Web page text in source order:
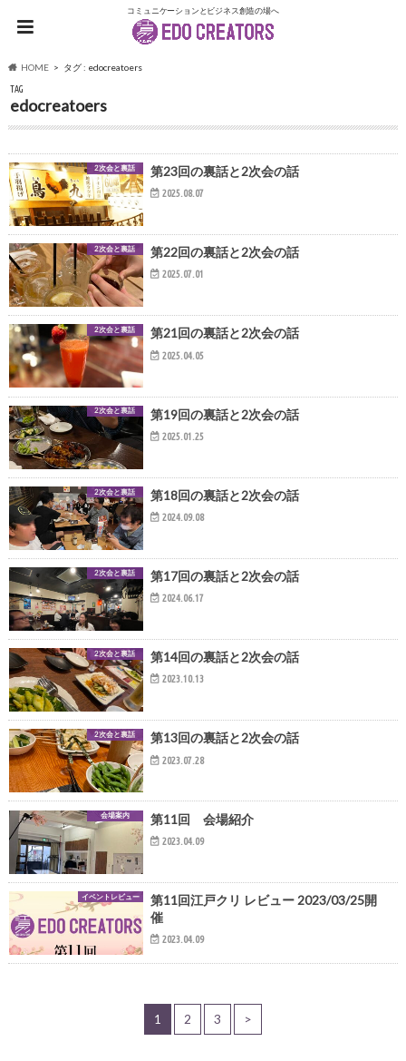
コミュニケーションとビジネス創造の場へ
HOME タグ : edocreatoers
TAG
edocreatoers
2次会と裏話 第23回の裏話と2次会の話
2025.08.07
2次会と裏話 第22回の裏話と2次会の話
2025.07.01
2次会と裏話 第21回の裏話と2次会の話
2025.04.05
2次会と裏話 第19回の裏話と2次会の話
2025.01.25
2次会と裏話 第18回の裏話と2次会の話
2024.09.08
2次会と裏話 第17回の裏話と2次会の話
2024.06.17
2次会と裏話 第14回の裏話と2次会の話
2023.10.13
2次会と裏話 第13回の裏話と2次会の話
2023.07.28
会場案内 第11回 会場紹介
2023.04.09
イベントレビュー
第11回江戸クリ レビュー 2023/03/25開
催
2023.04.09
1 2 3 >